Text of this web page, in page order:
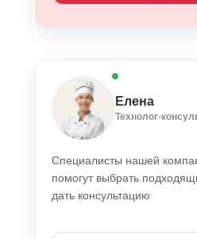
Елена
Технолог-
Специалисты нашей
помогут выбрать
дать консультацию